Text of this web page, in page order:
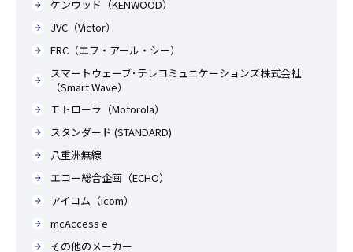
ケンウッド（KENWOOD）
JVC（Victor）
FRC（エフ・アール・シー）
スマートウェーブ･テレコミュニケーションズ株式会社
（Smart Wave）
モトローラ（Motorola）
スタンダード (STANDARD)
八重洲無線
エコー総合企画（ECHO）
アイコム（icom）
mcAccess e
その他のメーカー